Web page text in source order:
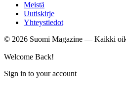
Meistä
Uutiskirje
Yhteystiedot
© 2026 Suomi Magazine — Kaikki
Welcome Back!
Sign in to your account